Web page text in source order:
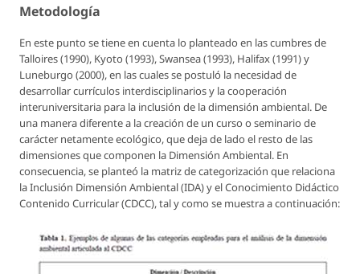
Metodología
En este punto se tiene en cuenta lo planteado en las cumbres de
Talloires (1990), Kyoto (1993), Swansea (1993), Halifax (1991) y
Luneburgo (2000), en las cuales se postuló la necesidad de
desarrollar currículos interdisciplinarios y la cooperación
interuniversitaria para la inclusión de la dimensión ambiental. De
una manera diferente a la creación de un curso o seminario de
carácter netamente ecológico, que deja de lado el resto de las
dimensiones que componen la Dimensión Ambiental. En
consecuencia, se planteó la matriz de categorización que relaciona
la Inclusión Dimensión Ambiental (IDA) y el Conocimiento Didáctico
Contenido Curricular (CDCC), tal y como se muestra a continuación: